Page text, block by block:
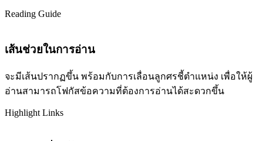
Reading Guide
เส้นช่วยในการอ่าน
จะมีเส้นปรากฏขึ้น พร้อมกับการเลื่อนลูกศรชี้ตำแหน่ง เพื่อให้ผู้
อ่านสามารถโฟกัสข้อความที่ต้องการอ่านได้สะดวกขึ้น
Highlight Links